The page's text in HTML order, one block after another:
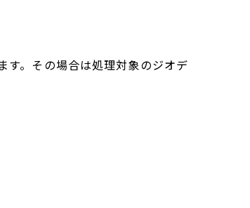
す。その場合は処理対象のジオデ